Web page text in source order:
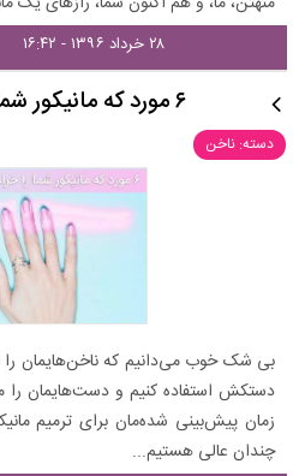
۲۸ خرداد ۱۳۹۶ - ۱۶:۴۲
۶ مورد که مانیکور شما را خراب می کند
دسته: ناخن
بی شک خوب می‌دانیم که ناخن‌‌هایمان
دستکش استفاده کنیم و دست‌‌هایمان را
زمان پیش‌بینی شده‌مان برای ترمیم
چندان عالی هستیم...